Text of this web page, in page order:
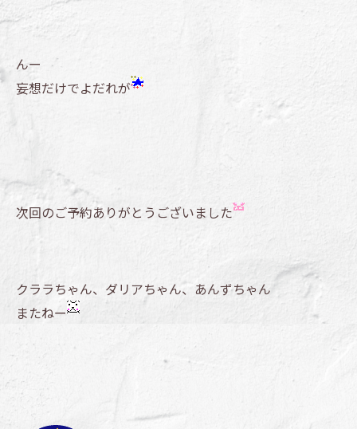
んー
妄想だけでよだれが
次回のご予約ありがとうございました
クララちゃん、ダリアちゃん、あんずちゃん
またねー